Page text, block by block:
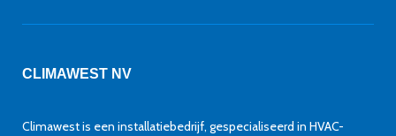
CLIMAWEST NV
Climawest is een installatiebedrijf, gespecialiseerd in HVAC-